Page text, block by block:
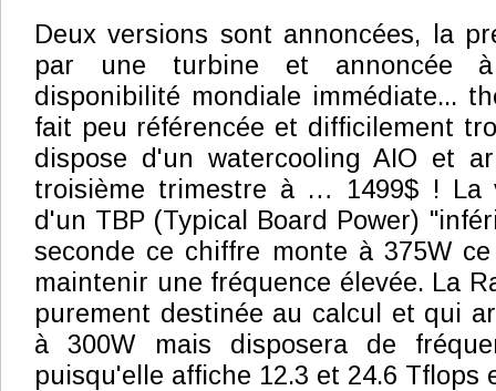
Deux versions sont annoncées, la
par une turbine et annoncée
disponibilité mondiale immédiate...
fait peu référencée et difficilement
dispose d'un watercooling AIO et
troisième trimestre à … 1499$ ! La
d'un TBP (Typical Board Power)
seconde ce chiffre monte à 375W
maintenir une fréquence élevée. La
purement destinée au calcul et qui
à 300W mais disposera de
puisqu'elle affiche 12.3 et 24.6 Tflops